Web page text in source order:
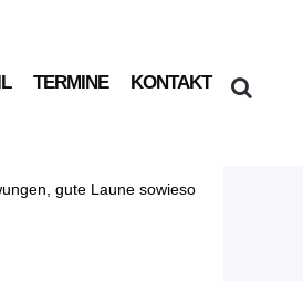
TERMINE KONTAKT
gute Laune sowieso